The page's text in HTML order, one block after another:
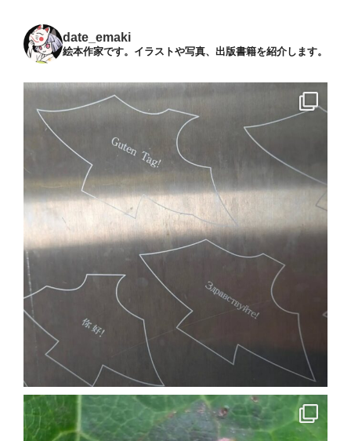
date_emaki
絵本作家です。イラストや写真、出版書籍を紹介します。